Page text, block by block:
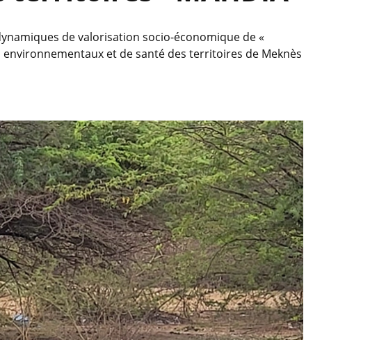
de valorisation socio-économique de «
et de santé des territoires de Meknès